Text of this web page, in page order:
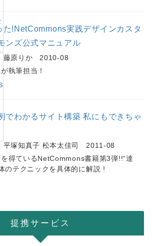
た!NetCommons実践デザインカスタ
ンズ公式マニュアル
藤原りか 2010-08
執筆担当！
でわかるサイト構築 私にもできちゃ
平塚知真子 松本太佳司 2011-08
得ているNetCommons書籍第3弾!!“達
のテクニックを具体的に解説 !
提携サービス